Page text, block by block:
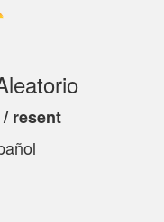
resent